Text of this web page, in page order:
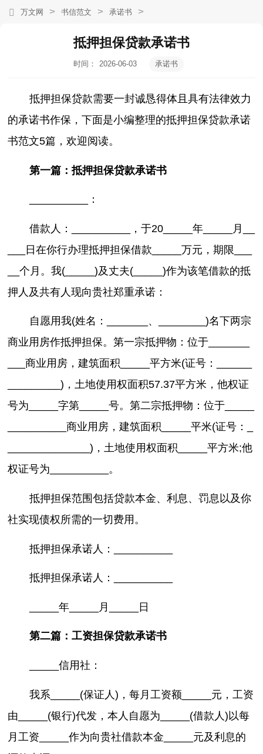
万文网 > 书信范文 > 承诺书 >
抵押担保贷款承诺书
时间：
2026-06-03
承诺书
抵押担保贷款需要一封诚恳得体且具有法律效力
的承诺书作保，下面是小编整理的抵押担保贷款承诺
书范文5篇，欢迎阅读。
第一篇：抵押担保贷款承诺书
__________：
借款人：__________，于20_____年_____月__
___日在你行办理抵押担保借款_____万元，期限___
__个月。我(_____)及丈夫(_____)作为该笔借款的抵
押人及共有人现向贵社郑重承诺：
自愿用我(姓名：_______、________)名下两宗
商业用房作抵押担保。第一宗抵押物：位于_______
___商业用房，建筑面积_____平方米(证号：______
_________)，土地使用权面积57.37平方米，他权证
号为_____字第_____号。第二宗抵押物：位于_____
__________商业用房，建筑面积_____平米(证号：_
______________)，土地使用权面积_____平方米;他
权证号为__________。
抵押担保范围包括贷款本金、利息、罚息以及你
社实现债权所需的一切费用。
抵押担保承诺人：__________
抵押担保承诺人：__________
_____年_____月_____日
第二篇：工资担保贷款承诺书
_____信用社：
我系_____(保证人)，每月工资额_____元，工资
由_____(银行)代发，本人自愿为_____(借款人)以每
月工资_____作为向贵社借款本金_____元及利息的